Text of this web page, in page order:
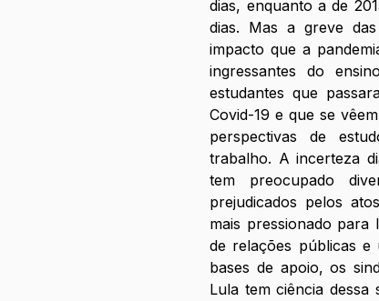
dias, enquanto a de
dias. Mas a greve
impacto que a
ingressantes do
estudantes que
Covid-19 e que se
perspectivas de
trabalho. A incerteza
tem preocupado
prejudicados pelos
mais pressionado
de relações públicas e
bases de apoio, os
Lula tem ciência dessa